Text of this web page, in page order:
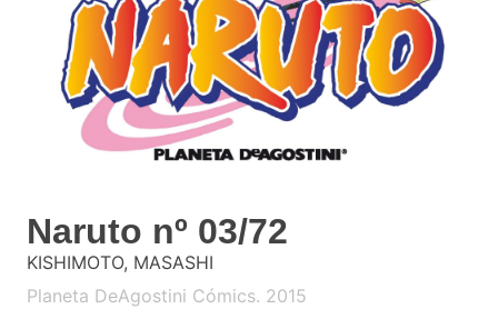
Naruto nº 03/72
KISHIMOTO, MASASHI
Planeta DeAgostini Cómics. 2015